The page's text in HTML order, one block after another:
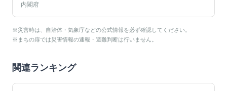
内閣府
※災害時は、自治体・気象庁などの公式情報を必ず確認してください。
※まちの扉では災害情報の速報・避難判断は行いません。
関連ランキング